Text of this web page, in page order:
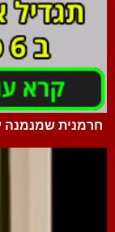
חרמנית שמנמנה